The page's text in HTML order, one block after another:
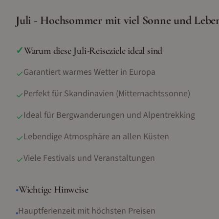
Juli - Hochsommer mit viel Sonne und
✓Warum diese Juli-Reiseziele ideal sind
✓Garantiert warmes Wetter in Europa
✓Perfekt für Skandinavien (Mitternachtssonne)
✓Ideal für Bergwanderungen und Alpentrekking
✓Lebendige Atmosphäre an allen Küsten
✓Viele Festivals und Veranstaltungen
•Wichtige Hinweise
•Hauptferienzeit mit höchsten Preisen